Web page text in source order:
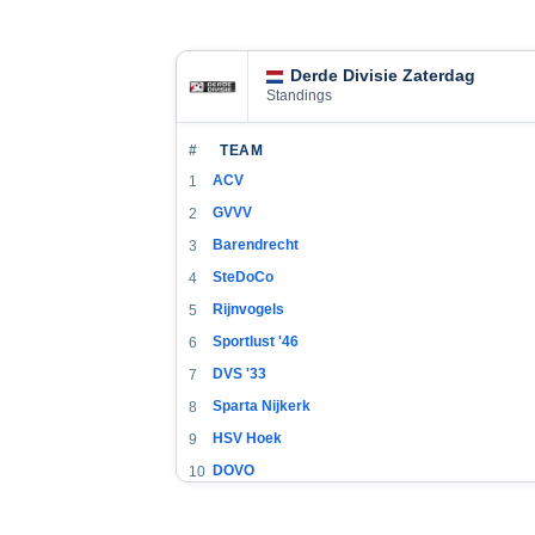
Derde Divisie Zaterdag
Standings
# TEAM
1 ACV
2
GVVV
3
Barendrecht
4
SteDoCo
5
Rijnvogels
6
Sportlust '46
7
DVS '33
8
Sparta Nijkerk
9
HSV Hoek
10 DOVO